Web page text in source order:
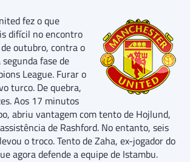
fez o que
difícil no encontro
outubro, contra o
fase de
League. Furar o
turco. De quebra,
Aos 17 minutos
abriu vantagem com tento de Hojlund,
de Rashford. No entanto, seis
o troco. Tento de Zaha, ex-jogador do
agora defende a equipe de Istambu.